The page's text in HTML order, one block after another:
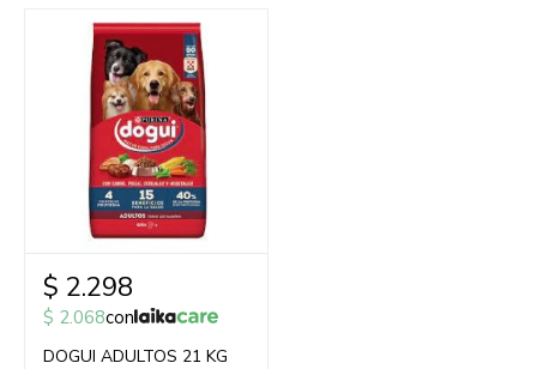
$ 2.298
$ 2.068con
DOGUI ADULTOS 21 KG